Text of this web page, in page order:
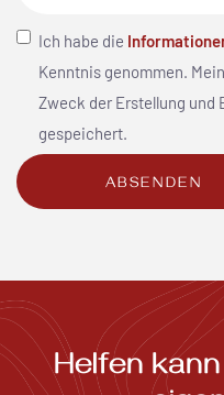
Ich habe die
Kenntnis genommen.
Zweck der Erstellung und
gespeichert.
Helfen